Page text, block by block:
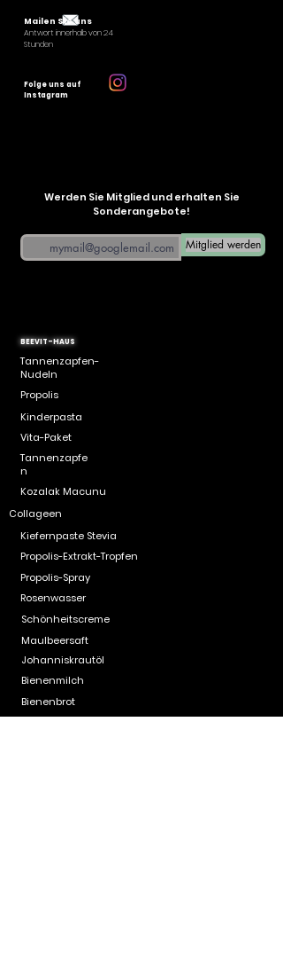
Mailen Sie uns
Antwort innerhalb von 24
Stunden
Folge uns auf
Instagram
Werden Sie Mitglied und erhalten Sie
Sonderangebote!
Mitglied werden
BEEVIT-HAUS
Tannenzapfen-
Nudeln
Propolis
Kinderpasta
Vita-Paket
Tannenzapfe
n
Kozalak Macunu
Collageen
Kiefernpaste Stevia
Propolis-Extrakt-Tropfen
Propolis-Spray
Rosenwasser
Schönheitscreme
Maulbeersaft
Johanniskrautöl
Bienenmilch
Bienenbrot